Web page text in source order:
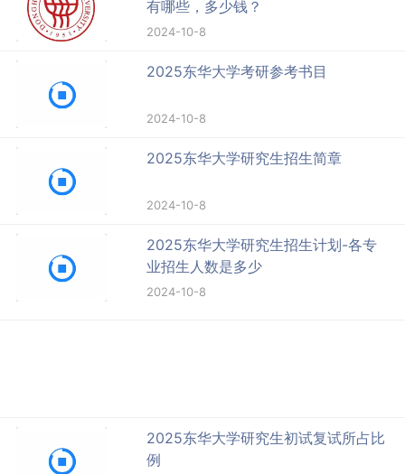
有哪些，多少钱？
2024-10-8
2025东华大学考研参考书目
2024-10-8
2025东华大学研究生招生简章
2024-10-8
2025东华大学研究生招生计划-各专
业招生人数是多少
2024-10-8
2025东华大学研究生初试复试所占比
例